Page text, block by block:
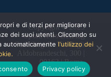
Copyright © 2025
SportNews BetFlag
Sede Legale: Via degli
Aldobrandeschi, 300 |
00163 | Roma
e di terzi per migliorare i
dei suoi utenti. Cliccando su
l'utilizzo dei
Privacy policy